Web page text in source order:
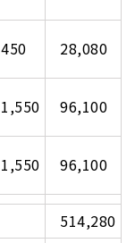
450 28,080
1,550 96,100
1,550 96,100
514,280